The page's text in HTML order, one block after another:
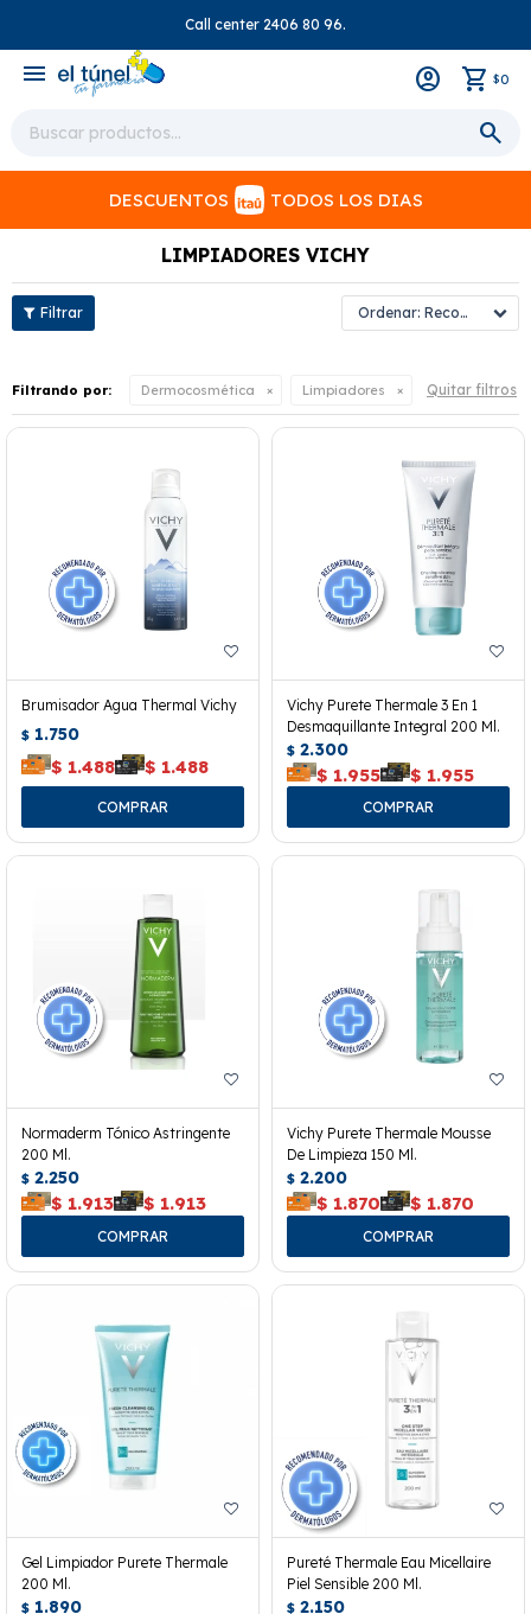
Call center 2406 80 96.
menu $0
DESCUENTOS TODOS LOS DIAS
LIMPIADORES VICHY
Recomendados
Filtrando por: Dermocosmética Limpiadores Quitar filtros
Brumisador Agua Thermal Vichy
$ 1.750
$ 1.488 $ 1.488
Vichy Purete Thermale 3 En 1
Desmaquillante Integral 200 Ml.
$ 2.300
$ 1.955 $ 1.955
Normaderm Tónico Astringente
200 Ml.
$ 2.250
$ 1.913 $ 1.913
Vichy Purete Thermale Mousse
De Limpieza 150 Ml.
$ 2.200
$ 1.870 $ 1.870
Gel Limpiador Purete Thermale
200 Ml.
$ 1.890
Pureté Thermale Eau Micellaire
Piel Sensible 200 Ml.
$ 2.150
close